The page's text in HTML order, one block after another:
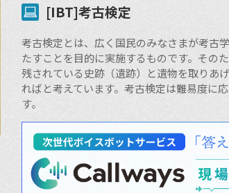
[IBT]考古検定
考古検定とは、広く国民のみなさまが考古
たすことを目的に実施するものです。その
残されている史跡（遺跡）と遺物を取りあ
ればと考えています。考古検定は難易度に
す。